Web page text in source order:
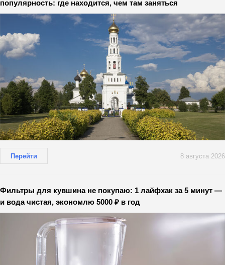
популярность: где находится, чем там заняться
Перейти 8 августа 2026
Фильтры для кувшина не покупаю: 1 лайфхак за 5 минут —
и вода чистая, экономлю 5000 ₽ в год